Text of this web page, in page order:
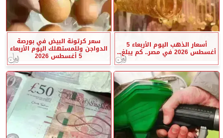
أسعار الذهب اليوم الأربعاء 5
أغسطس 2026 في مصر.. كم يبلغ...
سعر كرتونة البيض في بورصة
الدواجن وللمستهلك اليوم الأربعاء
5 أغسطس 2026